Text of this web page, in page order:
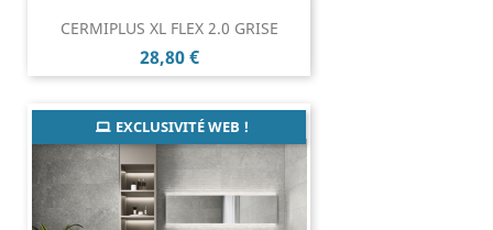
CERMIPLUS XL FLEX 2.0 GRISE
Prix
28,80 €
EXCLUSIVITÉ WEB !